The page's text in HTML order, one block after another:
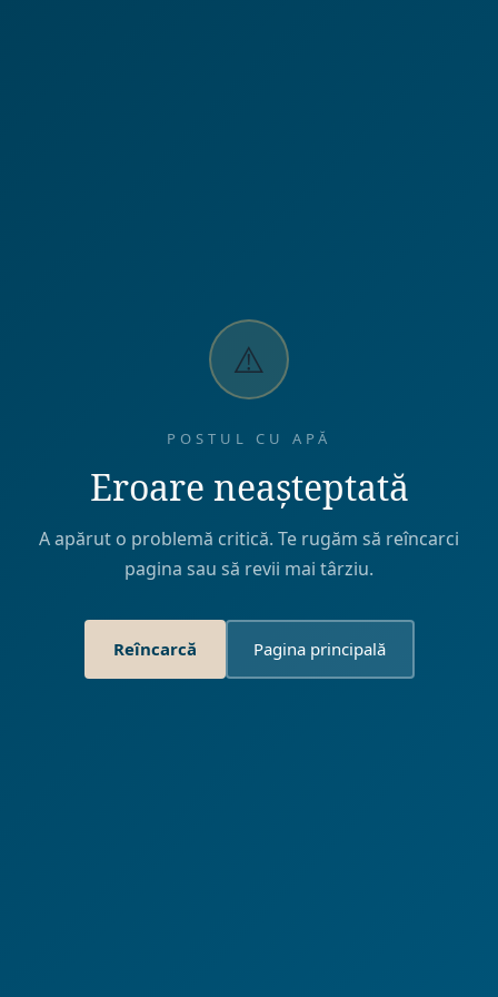
⚠️
POSTUL CU APĂ
Eroare neașteptată
A apărut o problemă critică. Te rugăm să reîncarci
pagina sau să revii mai târziu.
Reîncarcă Pagina principală